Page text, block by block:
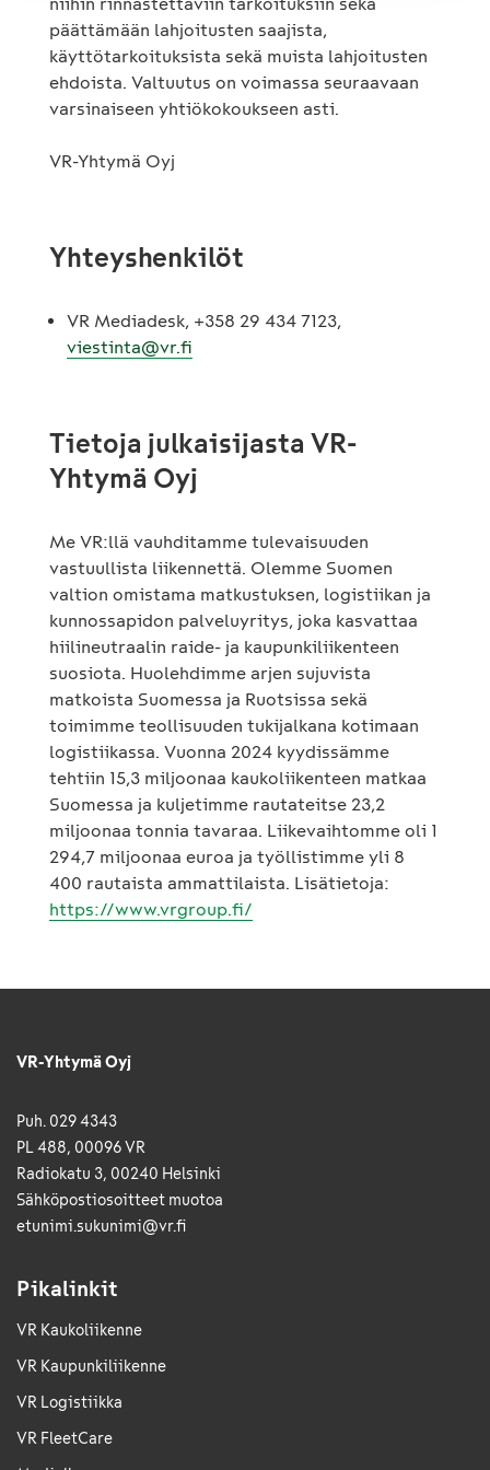
päättämään lahjoitusten saajista,
käyttötarkoituksista sekä muista lahjoitusten
ehdoista. Valtuutus on voimassa seuraavaan
varsinaiseen yhtiökokoukseen asti.
VR-Yhtymä Oyj
Yhteyshenkilöt
VR Mediadesk, +358 29 434 7123,
viestinta@vr.fi
Tietoja julkaisijasta VR-
Yhtymä Oyj
Me VR:llä vauhditamme tulevaisuuden
vastuullista liikennettä. Olemme Suomen
valtion omistama matkustuksen, logistiikan ja
kunnossapidon palveluyritys, joka kasvattaa
hiilineutraalin raide- ja kaupunkiliikenteen
suosiota. Huolehdimme arjen sujuvista
matkoista Suomessa ja Ruotsissa sekä
toimimme teollisuuden tukijalkana kotimaan
logistiikassa. Vuonna 2024 kyydissämme
tehtiin 15,3 miljoonaa kaukoliikenteen matkaa
Suomessa ja kuljetimme rautateitse 23,2
miljoonaa tonnia tavaraa. Liikevaihtomme oli 1
294,7 miljoonaa euroa ja työllistimme yli 8
400 rautaista ammattilaista. Lisätietoja:
https://www.vrgroup.fi/
VR-Yhtymä Oyj
Puh. 029 4343
PL 488, 00096 VR
Radiokatu 3, 00240 Helsinki
Sähkö­posti­osoitteet muotoa
etunimi.sukunimi@vr.fi
Pikalinkit
VR Kaukoliikenne
VR Kaupunkiliikenne
VR Logistiikka
VR FleetCare